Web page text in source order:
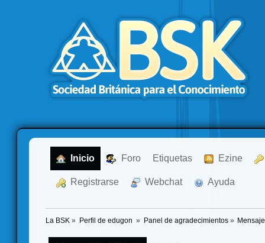
Inicio Foro Etiquetas Ezine
Registrarse Webchat Ayuda
La BSK » Perfil de edugon » Panel de agradecimientos»